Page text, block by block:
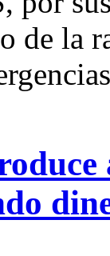
de la